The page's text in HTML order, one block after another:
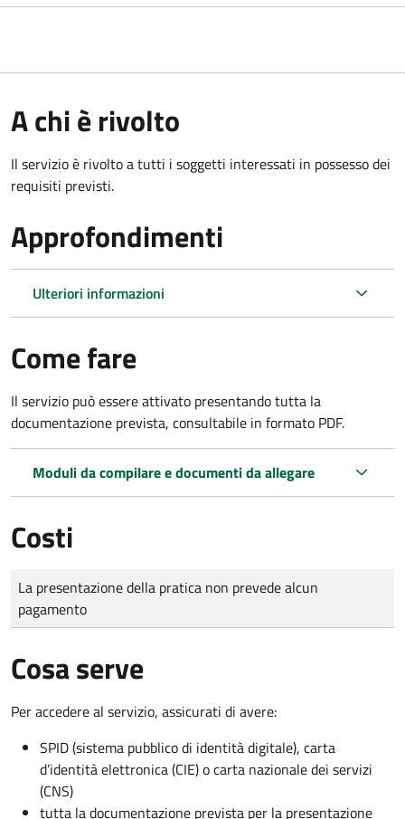
A chi è rivolto
Il servizio è rivolto a tutti i soggetti interessati in possesso dei
requisiti previsti.
Approfondimenti
Ulteriori informazioni
Come fare
Il servizio può essere attivato presentando tutta la
documentazione prevista, consultabile in formato PDF.
Moduli da compilare e documenti da allegare
Costi
Tipo di pagamento
Importo
La presentazione della pratica non prevede alcun
pagamento
Cosa serve
Per accedere al servizio, assicurati di avere:
SPID (sistema pubblico di identità digitale), carta
d’identità elettronica (CIE) o carta nazionale dei servizi
(CNS)
tutta la documentazione prevista per la presentazione